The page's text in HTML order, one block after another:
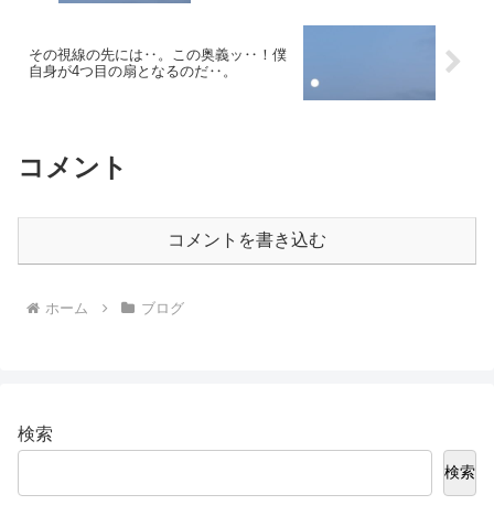
その視線の先には‥。この奥義ッ‥！僕
自身が4つ目の扇となるのだ‥。
コメント
コメントを書き込む
ホーム ブログ
検索
検索